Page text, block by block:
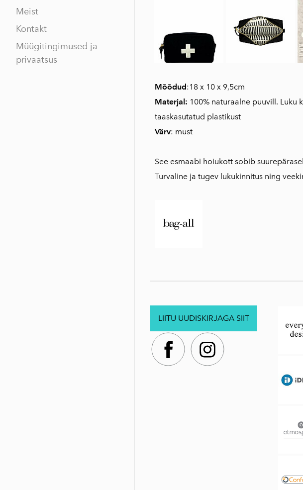
Meist
Kontakt
Müügitingimused ja
privaatsus
Mõõdud:18 x 10 x 9,5cm
Materjal: 100% naturaalne puuvill. Luku
taaskasutatud plastikust
Värv: must
See esmaabi hoiukott sobib
Turvaline ja tugev lukukinnitus ning
LIITU UUDISKIRJAGA SIIT